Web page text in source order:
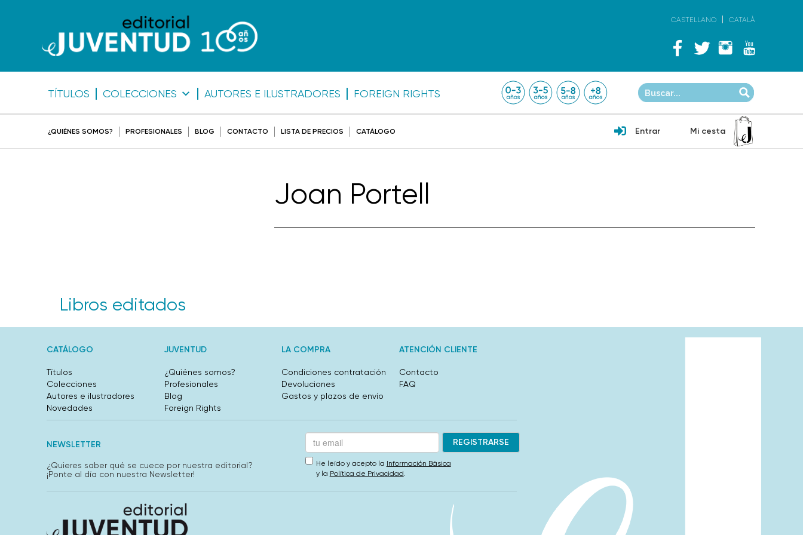
CASTELLANO CATALÀ
TÍTULOS COLECCIONES AUTORES E ILUSTRADORES FOREIGN RIGHTS
¿QUIÉNES SOMOS? PROFESIONALES BLOG CONTACTO LISTA DE PRECIOS CATÁLOGO Entrar Mi cesta
Joan Portell
Libros editados
CATÁLOGO
Títulos
Colecciones
Autores e ilustradores
Novedades
JUVENTUD
¿Quiénes somos?
Profesionales
Blog
Foreign Rights
LA COMPRA
Condiciones contratación
Devoluciones
Gastos y plazos de envío
ATENCIÓN CLIENTE
Contacto
FAQ
NEWSLETTER
¿Quieres saber qué se cuece por nuestra editorial?
¡Ponte al día con nuestra Newsletter!
He leído y acepto la Información Básica
y la Política de Privacidad.